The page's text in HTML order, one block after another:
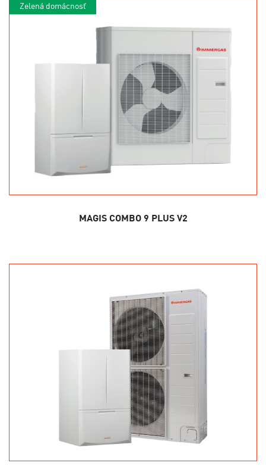
Zelená domácnosť
MAGIS COMBO 9 PLUS V2